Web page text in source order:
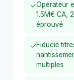
✓Opérateur
1.5M€ CA,
éprouvé
✓Fiducie
multiples